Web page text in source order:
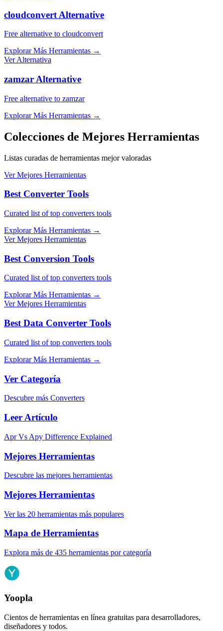
cloudconvert Alternative
Free alternative to cloudconvert
Explorar Más Herramientas →
Ver Alternativa
zamzar Alternative
Free alternative to zamzar
Explorar Más Herramientas →
Colecciones de Mejores Herramientas
Listas curadas de herramientas mejor valoradas
Ver Mejores Herramientas
Best Converter Tools
Curated list of top converters tools
Explorar Más Herramientas →
Ver Mejores Herramientas
Best Conversion Tools
Curated list of top converters tools
Explorar Más Herramientas →
Ver Mejores Herramientas
Best Data Converter Tools
Curated list of top converters tools
Explorar Más Herramientas →
Ver Categoría
Descubre más Converters
Leer Artículo
Apr Vs Apy Difference Explained
Mejores Herramientas
Descubre las mejores herramientas
Mejores Herramientas
Ver las 20 herramientas más populares
Mapa de Herramientas
Explora más de 435 herramientas por categoría
Yoopla
Cientos de herramientas en línea gratuitas para desarrolladores,
diseñadores y todos.